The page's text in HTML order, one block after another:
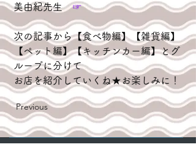
美由紀先生 ☞
次の記事から【食べ物編】【雑貨編】
【ペット編】【キッチンカー編】とグ
ループに分けて
お店を紹介していくね★お楽しみに！
Previous